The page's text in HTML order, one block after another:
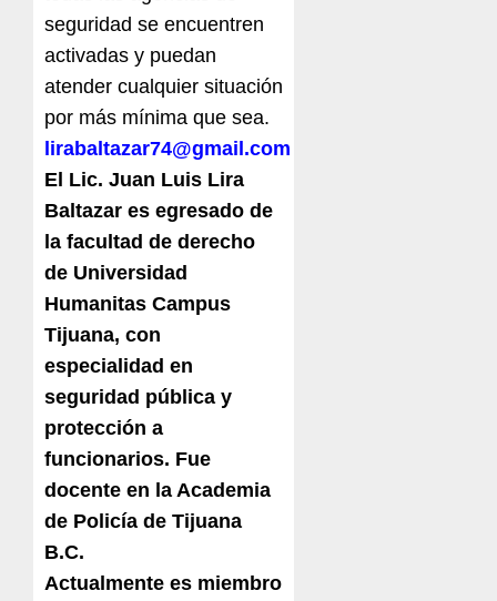
seguridad se encuentren
activadas y puedan
atender cualquier situación
por más mínima que sea.
lirabaltazar74@gmail.com
El Lic. Juan Luis Lira
Baltazar es egresado de
la facultad de derecho
de Universidad
Humanitas Campus
Tijuana, con
especialidad en
seguridad pública y
protección a
funcionarios. Fue
docente en la Academia
de Policía de Tijuana
B.C.
Actualmente es miembro